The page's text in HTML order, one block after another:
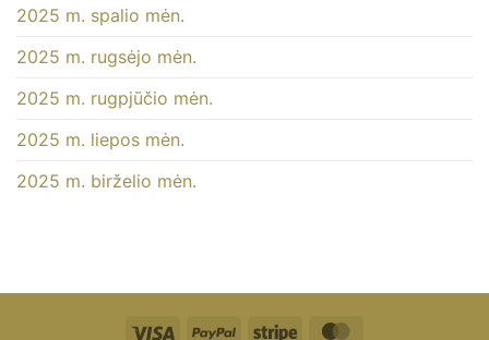
2025 m. spalio mėn.
2025 m. rugsėjo mėn.
2025 m. rugpjūčio mėn.
2025 m. liepos mėn.
2025 m. birželio mėn.
Visa "PayPal"Stripe